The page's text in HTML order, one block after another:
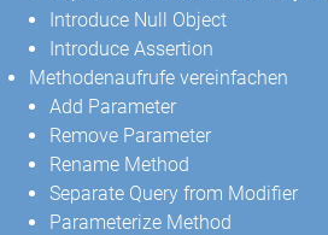
Introduce Null Object
Introduce Assertion
Methodenaufrufe vereinfachen
Add Parameter
Remove Parameter
Rename Method
Separate Query from Modifier
Parameterize Method